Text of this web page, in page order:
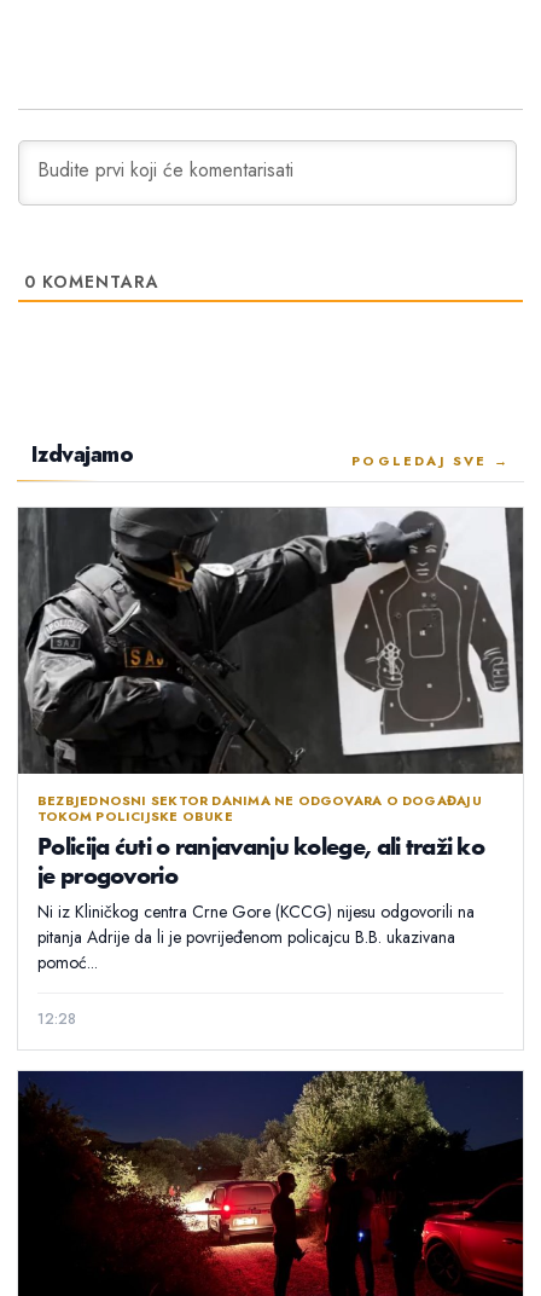
0 KOMENTARA
Izdvajamo POGLEDAJ SVE →
BEZBJEDNOSNI SEKTOR DANIMA NE ODGOVARA O DOGAĐAJU
TOKOM POLICIJSKE OBUKE
Policija ćuti o ranjavanju kolege, ali traži ko
je progovorio
Ni iz Kliničkog centra Crne Gore (KCCG) nijesu odgovorili na
pitanja Adrije da li je povrijeđenom policajcu B.B. ukazivana
pomoć...
12:28